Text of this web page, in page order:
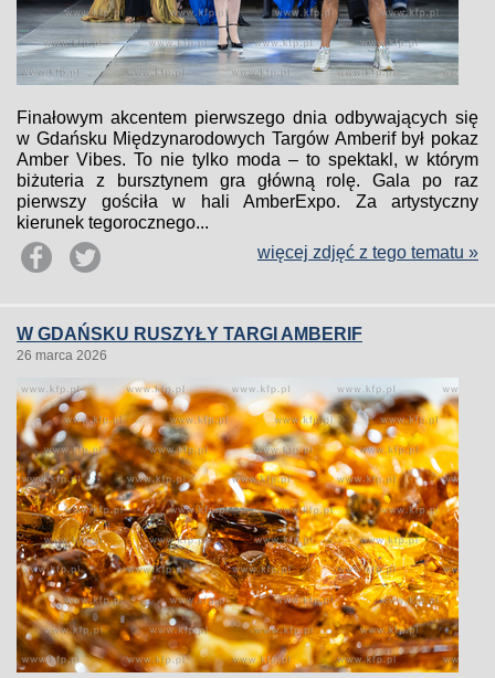
Finałowym akcentem pierwszego dnia odbywających się
w Gdańsku Międzynarodowych Targów Amberif był pokaz
Amber Vibes. To nie tylko moda – to spektakl, w którym
biżuteria z bursztynem gra główną rolę. Gala po raz
pierwszy gościła w hali AmberExpo. Za artystyczny
kierunek tegorocznego...
więcej zdjęć z tego tematu »
W GDAŃSKU RUSZYŁY TARGI AMBERIF
26 marca 2026